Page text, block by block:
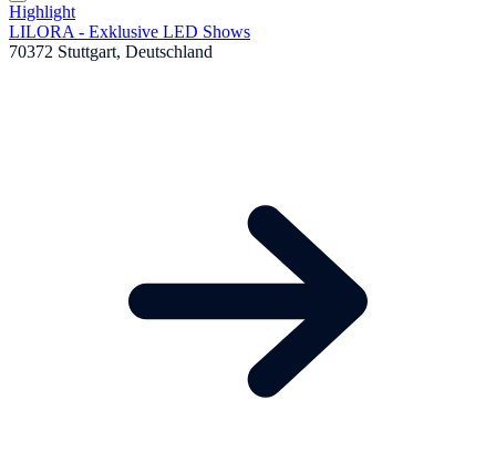
Highlight
LILORA - Exklusive LED Shows
70372 Stuttgart, Deutschland